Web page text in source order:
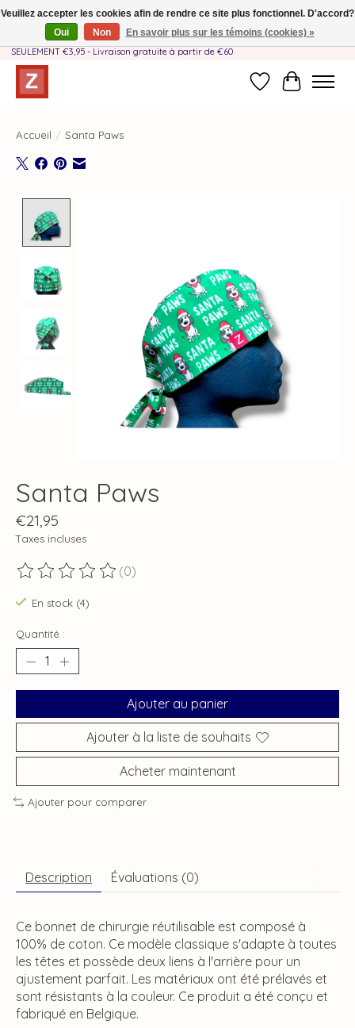
Fait à la main par une équipe mère-fille❤️ - Frais de livraison BE & NL
SEULEMENT €3,95 - Livraison gratuite à partir de €60
Liste dePanier
Accueil / Santa Paws
Santa Paws
€21,95
Taxes incluses
Ce produit est évalué à
(0)
En stock (4)
Quantité :
Ajouter au panier
Ajouter à la liste de souhaits
Acheter maintenant
Ajouter pour comparer
Description Évaluations (0)
Ce bonnet de chirurgie réutilisable est composé à
100% de coton. Ce modèle classique s'adapte à toutes
les têtes et possède deux liens à l'arrière pour un
ajustement parfait. Les matériaux ont été prélavés et
sont résistants à la couleur. Ce produit a été conçu et
fabriqué en Belgique.
Veuillez accepter les cookies afin de rendre ce site plus fonctionnel. D'accord?
Oui
Non En savoir plus sur les témoins (cookies) »